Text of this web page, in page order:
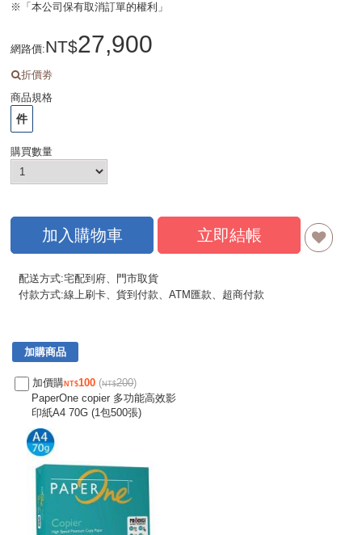
※「本公司保有取消訂單的權利」
網路價: 27,900
折價劵
商品規格
件
購買數量
加入購物車 立即結帳
配送方式:宅配到府、門市取貨
付款方式:線上刷卡、貨到付款、ATM匯款、超商付款
加購商品
加價購 100 ( 200)
PaperOne copier 多功能高效影
印紙A4 70G (1包500張)